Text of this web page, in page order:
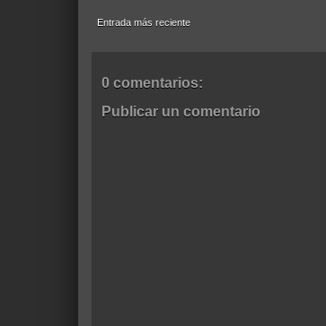
Entrada más reciente
0 comentarios:
Publicar un comentario